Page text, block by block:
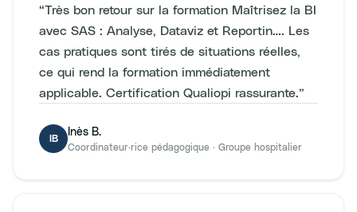
“Très bon retour sur la formation Maîtrisez la BI
avec SAS : Analyse, Dataviz et Reportin…. Les
cas pratiques sont tirés de situations réelles,
ce qui rend la formation immédiatement
applicable. Certification Qualiopi rassurante.”
IB
Inès B.
Coordinateur·rice pédagogique · Groupe hospitalier